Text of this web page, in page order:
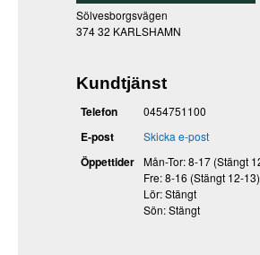
Sölvesborgsvägen
374 32 KARLSHAMN
Kundtjänst
Telefon 0454751100
E-post Skicka e-post
Öppettider
Mån-Tor: 8-17 (Stängt
Fre: 8-16 (Stängt 12-13)
Lör: Stängt
Sön: Stängt